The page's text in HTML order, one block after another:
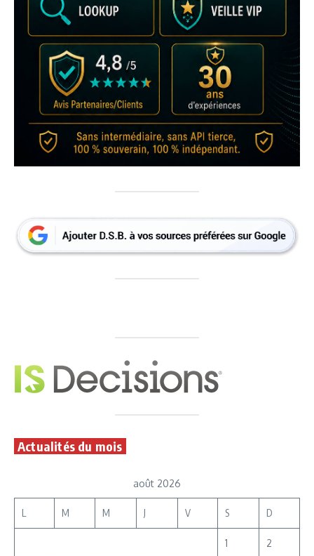
Actualités du mois
août 2026
L M M J V S D
1 2